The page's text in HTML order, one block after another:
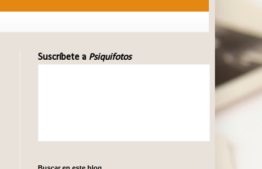
Suscríbete a Psiquifotos